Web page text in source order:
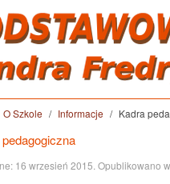
O Szkole Informacje Kadra
16 wrzesień 2015 . Opublikowano w